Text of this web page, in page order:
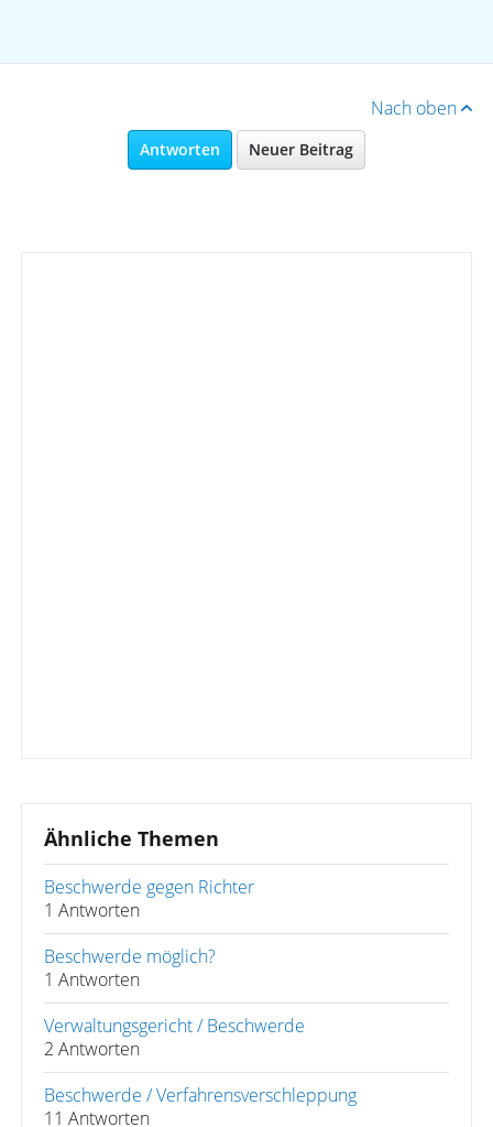
Nach oben
Antworten Neuer Beitrag
Ähnliche Themen
Beschwerde gegen Richter
1 Antworten
Beschwerde möglich?
1 Antworten
Verwaltungsgericht / Beschwerde
2 Antworten
Beschwerde / Verfahrensverschleppung
11 Antworten